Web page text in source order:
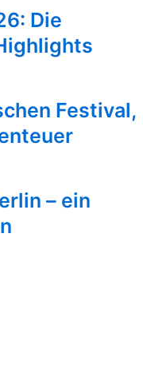
Die
Festival,
– ein